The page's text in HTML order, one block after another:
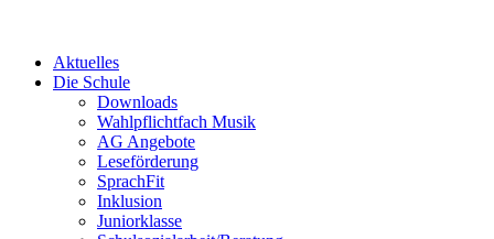
Aktuelles
Die Schule
Downloads
Wahlpflichtfach Musik
AG Angebote
Leseförderung
SprachFit
Inklusion
Juniorklasse